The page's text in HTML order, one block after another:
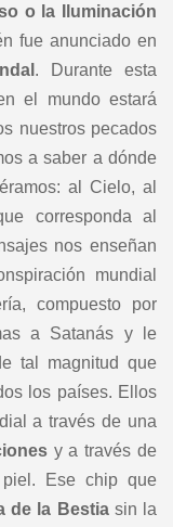
o la Iluminación
fue anunciado en
. Durante esta
el mundo estará
nuestros pecados
a saber a dónde
al Cielo, al
corresponda al
nos enseñan
mundial
compuesto por
a Satanás y le
tal magnitud que
los países. Ellos
a través de una
y a través de
Ese chip que
de la Bestiasin la